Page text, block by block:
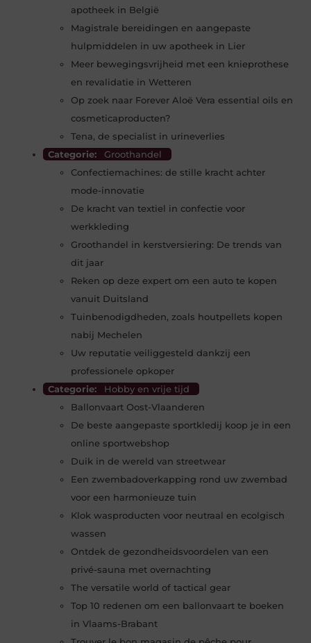
apotheek in België
Magistrale bereidingen en aangepaste
hulpmiddelen in uw apotheek in Lier
Meer bewegingsvrijheid met een knieprothese
en revalidatie in Wetteren
Op zoek naar Forever Aloë Vera essential oils en
cosmeticaproducten?
Tena, de specialist in urineverlies
Categorie:
Groothandel
Confectiemachines: de stille kracht achter
mode-innovatie
De kracht van textiel in confectie voor
werkkleding
Groothandel in kerstversiering: De trends van
dit jaar
Reken op deze expert om een auto te kopen
vanuit Duitsland
Tuinbenodigdheden, zoals houtpellets kopen
nabij Mechelen
Uw reputatie veiliggesteld dankzij een
professionele opkoper
Categorie:
Hobby en vrije tijd
Ballonvaart Oost-Vlaanderen
De beste aangepaste sportkledij koop je in een
online sportwebshop
Duik in de wereld van streetwear
Een zwembadoverkapping rond uw zwembad
voor een harmonieuze tuin
Klok wasproducten voor neutraal en ecolgisch
wassen
Ontdek de gezondheidsvoordelen van een
privé-sauna met overnachting
The versatile world of tactical gear
Top 10 redenen om een ballonvaart te boeken
in Vlaams-Brabant